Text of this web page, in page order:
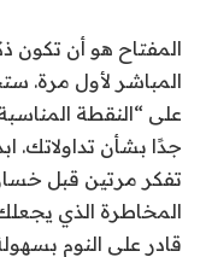
المفتاح هو أن تكون
المباشر لأول مرة.
على “النقطة
جدًا بشأن تداولاتك.
تفكر مرتين قبل
المخاطرة الذي
قادر على النوم